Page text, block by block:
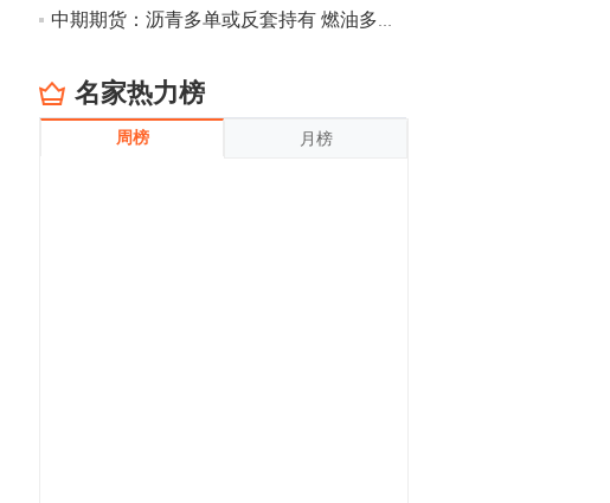
CBOT大豆期货市场上涨，11月期约收高
影响，夜盘连粕高位窄幅震荡，建议短线
操作为主。 ...
13:54
8月5日消息，内外盘贵金属强劲走升，沪
金主力合约涨停，涨幅3.99%，报334.00
中期期货：沥青多单或反套持有 燃油多单减仓
名家热力榜
周榜 月榜